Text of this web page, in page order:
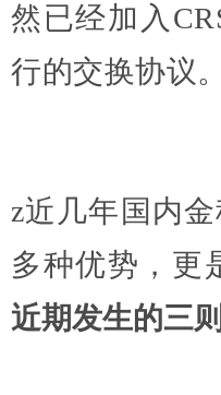
然已经加入
行的交换协议。
z近几年国内
多种优势，更
近期发生的三